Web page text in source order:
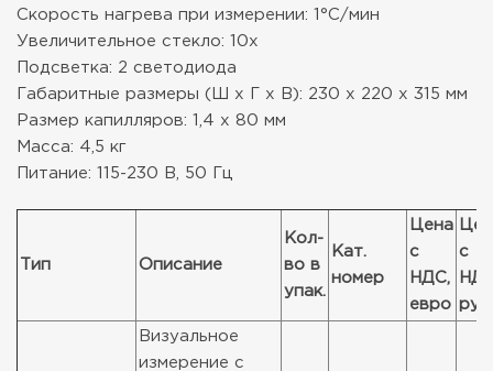
Скорость нагрева при измерении: 1°C/мин
Увеличительное стекло: 10x
Подсветка: 2 светодиода
Габаритные размеры (Ш x Г x В): 230 x 220 x 315 мм
Размер капилляров: 1,4 x 80 мм
Масса: 4,5 кг
Питание: 115-230 В, 50 Гц
Тип Описание
Кол-
во в
упак.
Кат.
номер
Цена
с
НДС,
евро
с
руб
Визуальное
измерение с